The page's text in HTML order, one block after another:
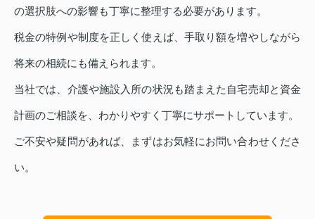
の選択肢への影響も丁寧に整理する必要があります。
税金の特例や制度を正しく使えば、手取り額を増やしながら
将来の相続にも備えられます。
当社では、介護や施設入所の状況も踏まえた自宅売却と資金
計画のご相談を、わかりやすく丁寧にサポートしています。
ご不安や疑問があれば、まずはお気軽にお問い合わせくださ
い。